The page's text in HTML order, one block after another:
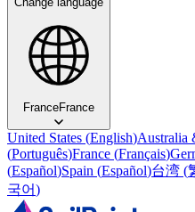
FranceFrance
United States (English)Australia
(Português)France (Français)
(Español)Spain (Español)台湾 (
국어)